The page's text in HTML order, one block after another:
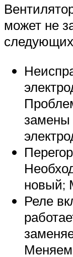
может не
следующих
замены
новый;
Реле